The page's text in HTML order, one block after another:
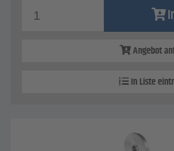
Angebot
In Liste